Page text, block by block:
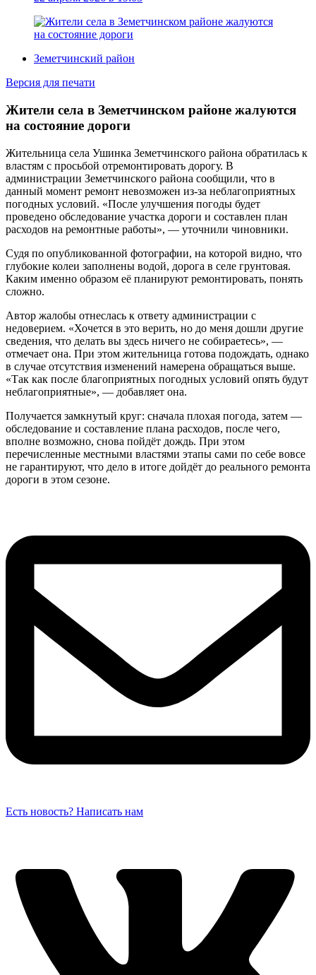
Земетчинский район
Версия для печати
Жители села в Земетчинском районе жалуются
на состояние дороги
Жительница села Ушинка Земетчинского района обратилась к
властям с просьбой отремонтировать дорогу. В
администрации Земетчинского района сообщили, что в
данный момент ремонт невозможен из-за неблагоприятных
погодных условий. «После улучшения погоды будет
проведено обследование участка дороги и составлен план
расходов на ремонтные работы», — уточнили чиновники.
Судя по опубликованной фотографии, на которой видно, что
глубокие колеи заполнены водой, дорога в селе грунтовая.
Каким именно образом её планируют ремонтировать, понять
сложно.
Автор жалобы отнеслась к ответу администрации с
недоверием. «Хочется в это верить, но до меня дошли другие
сведения, что делать вы здесь ничего не собираетесь», —
отмечает она. При этом жительница готова подождать, однако
в случае отсутствия изменений намерена обращаться выше.
«Так как после благоприятных погодных условий опять будут
неблагоприятные», — добавляет она.
Получается замкнутый круг: сначала плохая погода, затем —
обследование и составление плана расходов, после чего,
вполне возможно, снова пойдёт дождь. При этом
перечисленные местными властями этапы сами по себе вовсе
не гарантируют, что дело в итоге дойдёт до реального ремонта
дороги в этом сезоне.
Есть новость? Написать нам